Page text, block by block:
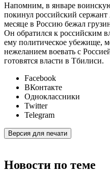
Напомним, в январе
покинул российский
месяце в Россию бежал
Он обратился к российским
ему политическое убежище,
нежеланием воевать с
готовятся власти в Тбилиси.
Facebook
ВКонтакте
Одноклассники
Twitter
Telegram
Версия для печати
Новости по теме